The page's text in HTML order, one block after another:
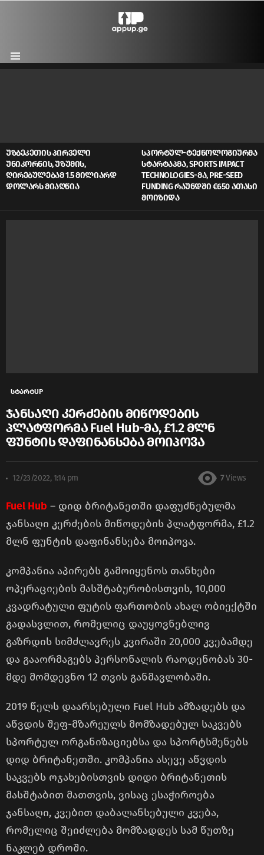
Menu
ᲣᲖᲑᲔᲙᲔᲗᲘᲡ ᲞᲘᲠᲕᲔᲚᲘ
ᲣᲜᲘᲙᲝᲠᲜᲘᲡ, ᲣᲖᲣᲛᲘᲡ,
ᲦᲘᲠᲔᲑᲣᲚᲔᲑᲐᲛ 1.5 ᲛᲘᲚᲘᲐᲠᲓ
ᲓᲝᲚᲐᲠᲡ ᲛᲘᲐᲦᲬᲘᲐ
ᲡᲞᲝᲠᲢᲣᲚ-ᲢᲔᲥᲜᲝᲚᲝᲒᲘᲣᲠᲛᲐ
ᲡᲢᲐᲠᲢᲐᲞᲛᲐ, SPORTS IMPACT
TECHNOLOGIES-ᲛᲐ, PRE-SEED
FUNDING ᲠᲐᲣᲜᲓᲨᲘ €650 ᲐᲗᲐᲡᲘ
ᲛᲝᲘᲖᲘᲓᲐ
სტარტUP
ჯანსაღი კერძების მიწოდების
პლატფორმა Fuel Hub-მა, £1.2 მლნ
ფუნტის დაფინანსება მოიპოვა
12/23/2022, 1:14 pm 7 Views
Fuel Hub – დიდ ბრიტანეთში დაფუძნებულმა
ჯანსაღი კერძების მიწოდების პლატფორმა, £1.2
მლნ ფუნტის დაფინანსება მოიპოვა.
კომპანია აპირებს გამოიყენოს თანხები
ოპერაციების მასშტაბურობისთვის, 10,000
კვადრატული ფუტის ფართობის ახალ ობიექტში
გადასვლით, რომელიც დაუყოვნებლივ
გაზრდის სიმძლავრეს კვირაში 20,000 კვებამდე
და გააორმაგებს პერსონალის რაოდენობას 30-
მდე მომდევნო 12 თვის განმავლობაში.
2019 წელს დაარსებული Fuel Hub ამზადებს და
აწვდის შეფ-მზარეულს მომზადებულ საკვებს
სპორტულ ორგანიზაციებსა და სპორტსმენებს
დიდ ბრიტანეთში. კომპანია ასევე აწვდის
საკვებს ოჯახებისთვის დიდი ბრიტანეთის
მასშტაბით მათთვის, ვისაც ესაჭიროება
ჯანსაღი, კვებით დაბალანსებული კვება,
რომელიც შეიძლება მომზადდეს სამ წუთზე
ნაკლებ დროში.